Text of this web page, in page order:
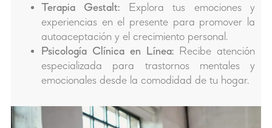
Terapia Gestalt: Explora tus emociones y
experiencias en el presente para promover la
autoaceptación y el crecimiento personal.
Psicología Clínica en Línea: Recibe atención
especializada para trastornos mentales y
emocionales desde la comodidad de tu hogar.